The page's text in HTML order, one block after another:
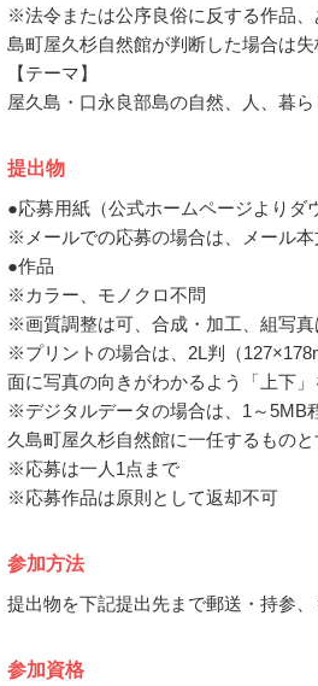
※法令または公序良俗に反する作品
島町屋久杉自然館が判断した場合は失
【テーマ】
屋久島・口永良部島の自然、人、暮ら
提出物
●応募用紙（公式ホームページよりダ
※メールでの応募の場合は、メール
●作品
※カラー、モノクロ不問
※画質調整は可、合成・加工、組写真
※プリントの場合は、2L判（
面に写真の向きがわかるよう「上下」
※デジタルデータの場合は、1～5MB
久島町屋久杉自然館に一任するものと
※応募は一人1点まで
※応募作品は原則として返却不可
参加方法
提出物を下記提出先まで郵送・持参
参加資格